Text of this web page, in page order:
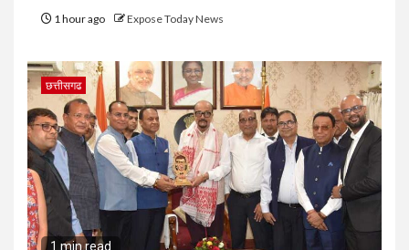
1 hour ago Expose Today News
छत्तीसगढ
1 min read